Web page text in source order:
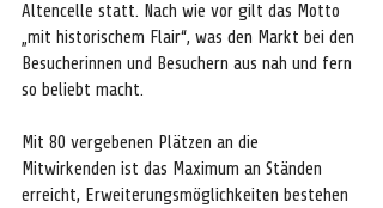
Altencelle statt. Nach wie vor gilt das Motto
„mit historischem Flair“, was den Markt bei den
Besucherinnen und Besuchern aus nah und fern
so beliebt macht.
Mit 80 vergebenen Plätzen an die
Mitwirkenden ist das Maximum an Ständen
erreicht, Erweiterungsmöglichkeiten bestehen